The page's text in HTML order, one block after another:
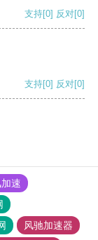
支持[0] 反对[0]
支持[0] 反对[0]
速
风驰加速器